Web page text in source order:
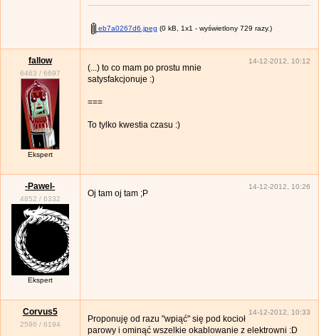
eb7a0267d6.jpeg (0 kB, 1x1 - wyświetlony 729 razy.)
fallow
6463 / 6697
Ekspert
14-12-2012, 10:12
(...) to co mam po prostu mnie
satysfakcjonuje :)
===
To tylko kwestia czasu :)
-Pawel-
4852 / 6332
Ekspert
14-12-2012, 10:26
Oj tam oj tam ;P
Corvus5
2596 / 6194
14-12-2012, 10:33
Proponuję od razu "wpiąć" się pod kocioł
parowy i ominąć wszelkie okablowanie z elektrowni :D